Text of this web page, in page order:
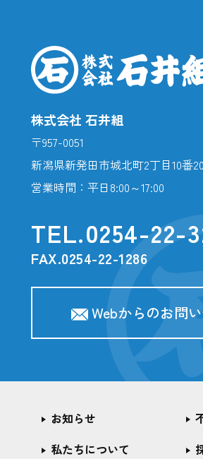
株式会社 石井組
〒957-0051
新潟県新発田市城北町2丁目10番
営業時間：平日8:00～17:00
TEL.0254-22-
FAX.0254-22-1286
Webからのお問
お知らせ
私たちについて